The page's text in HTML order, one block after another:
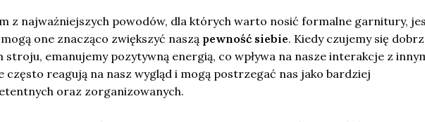
z najważniejszych powodów, dla których warto nosić formalne garnitury,
one znacząco zwiększyć naszą pewność siebie. Kiedy czujemy się
stroju, emanujemy pozytywną energią, co wpływa na nasze interakcje z
często reagują na nasz wygląd i mogą postrzegać nas jako bardziej
oraz zorganizowanych.